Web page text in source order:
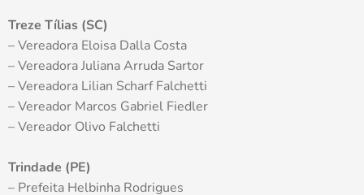
Treze Tílias (SC)
– Vereadora Eloisa Dalla Costa
– Vereadora Juliana Arruda Sartor
– Vereadora Lilian Scharf Falchetti
– Vereador Marcos Gabriel Fiedler
– Vereador Olivo Falchetti
Trindade (PE)
– Prefeita Helbinha Rodrigues